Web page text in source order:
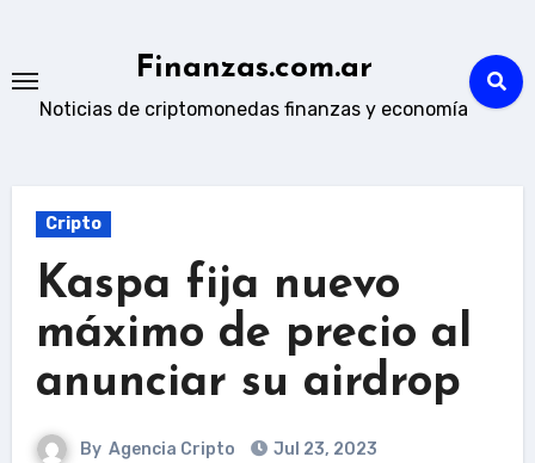
content
Finanzas.com.ar
Noticias de criptomonedas finanzas y economía
Cripto
Kaspa fija nuevo
máximo de precio al
anunciar su airdrop
By Agencia Cripto Jul 23, 2023